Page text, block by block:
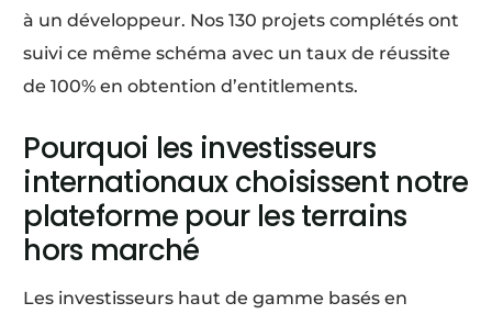
à un développeur. Nos 130 projets complétés ont
suivi ce même schéma avec un taux de réussite
de 100% en obtention d’entitlements.
Pourquoi les investisseurs
internationaux choisissent notre
plateforme pour les terrains
hors marché
Les investisseurs haut de gamme basés en